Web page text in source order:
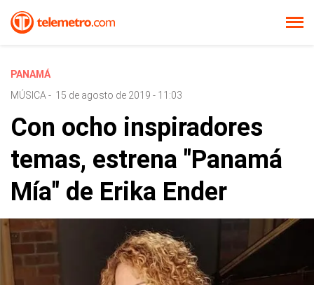
PANAMÁ
MÚSICA - 15 de agosto de 2019 - 11:03
Con ocho inspiradores
temas, estrena "Panamá
Mía" de Erika Ender